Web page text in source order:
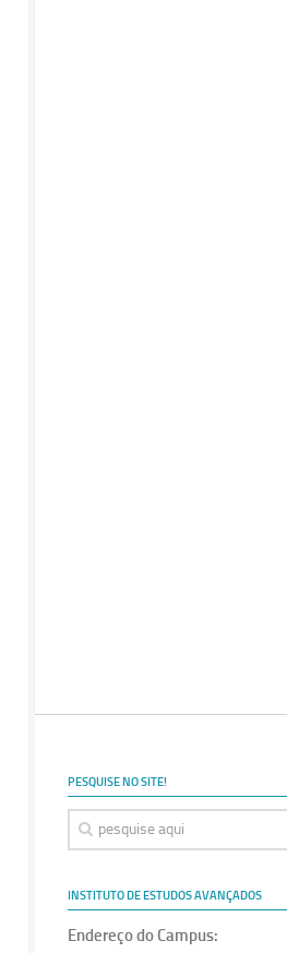
PESQUISE NO SITE!
INSTITUTO DE ESTUDOS AVANÇADOS
Endereço do Campus: